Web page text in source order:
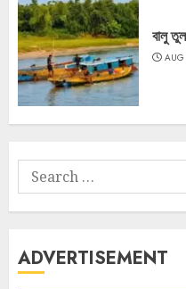
বালু
Search
for:
ADVERTISEMENT